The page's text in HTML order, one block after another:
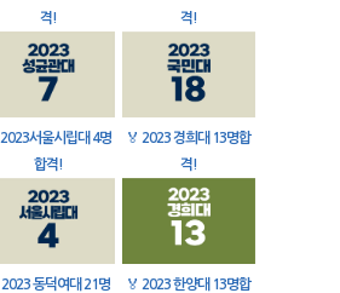
격!
격!
2023서울시립대 4명
합격!
🏅 2023 경희대 13명합
격!
2023 동덕여대 21명
🏅 2023 한양대 13명합